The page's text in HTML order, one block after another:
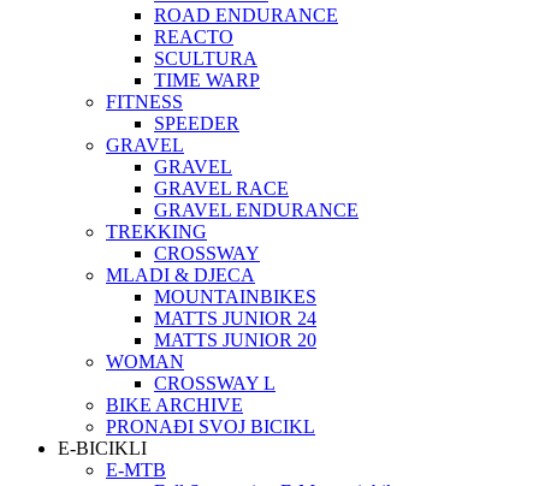
ROAD ENDURANCE
REACTO
SCULTURA
TIME WARP
FITNESS
SPEEDER
GRAVEL
GRAVEL
GRAVEL RACE
GRAVEL ENDURANCE
TREKKING
CROSSWAY
MLADI & DJECA
MOUNTAINBIKES
MATTS JUNIOR 24
MATTS JUNIOR 20
WOMAN
CROSSWAY L
BIKE ARCHIVE
PRONAĐI SVOJ BICIKL
E-BICIKLI
E-MTB